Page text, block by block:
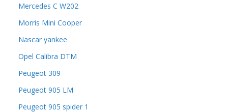
Mercedes C W202
Morris Mini Cooper
Nascar yankee
Opel Calibra DTM
Peugeot 309
Peugeot 905 LM
Peugeot 905 spider 1